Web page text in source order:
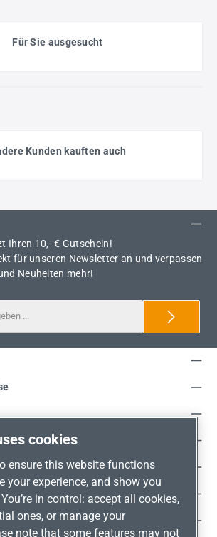
Für Sie ausgesucht
Kunden kauften auch
Ihren 10,- € Gutschein!
für unseren Newsletter an und verpassen
Neuheiten mehr!
cookies
ensure this website functions
your experience, and show you
in control: accept all cookies,
ones, or manage your
note that some features may not